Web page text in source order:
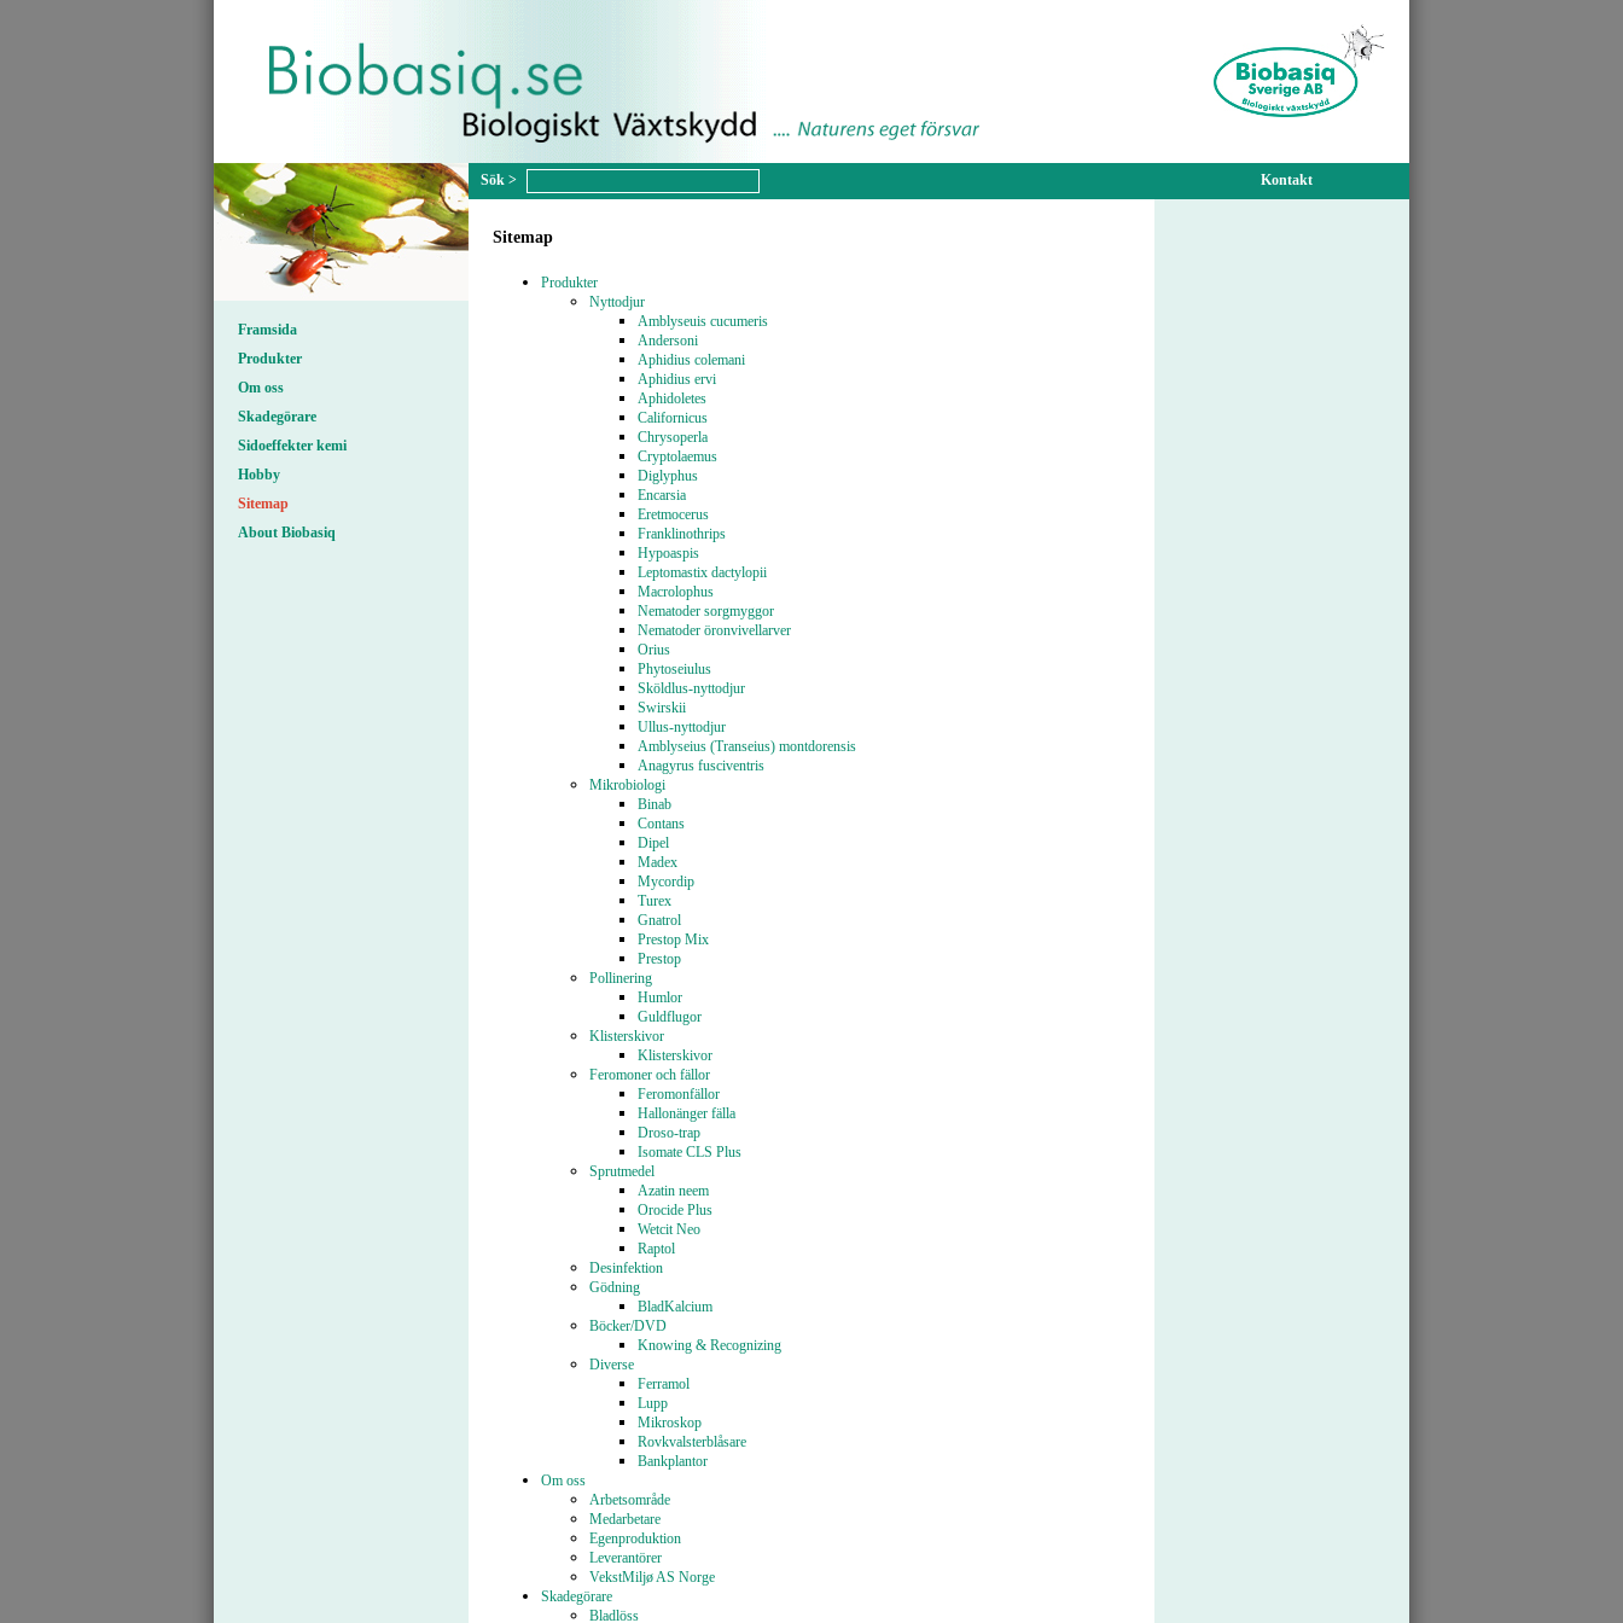
Kontakt
Framsida
Produkter
Om oss
Skadegörare
Sidoeffekter kemi
Hobby
Sitemap
About Biobasiq
Sitemap
Produkter
Nyttodjur
Amblyseuis cucumeris
Andersoni
Aphidius colemani
Aphidius ervi
Aphidoletes
Californicus
Chrysoperla
Cryptolaemus
Diglyphus
Encarsia
Eretmocerus
Franklinothrips
Hypoaspis
Leptomastix dactylopii
Macrolophus
Nematoder sorgmyggor
Nematoder öronvivellarver
Orius
Phytoseiulus
Sköldlus-nyttodjur
Swirskii
Ullus-nyttodjur
Amblyseius (Transeius) montdorensis
Anagyrus fusciventris
Mikrobiologi
Binab
Contans
Dipel
Madex
Mycordip
Turex
Gnatrol
Prestop Mix
Prestop
Pollinering
Humlor
Guldflugor
Klisterskivor
Klisterskivor
Feromoner och fällor
Feromonfällor
Hallonänger fälla
Droso-trap
Isomate CLS Plus
Sprutmedel
Azatin neem
Orocide Plus
Wetcit Neo
Raptol
Desinfektion
Gödning
BladKalcium
Böcker/DVD
Knowing & Recognizing
Diverse
Ferramol
Lupp
Mikroskop
Rovkvalsterblåsare
Bankplantor
Om oss
Arbetsområde
Medarbetare
Egenproduktion
Leverantörer
VekstMiljø AS Norge
Skadegörare
Bladlöss